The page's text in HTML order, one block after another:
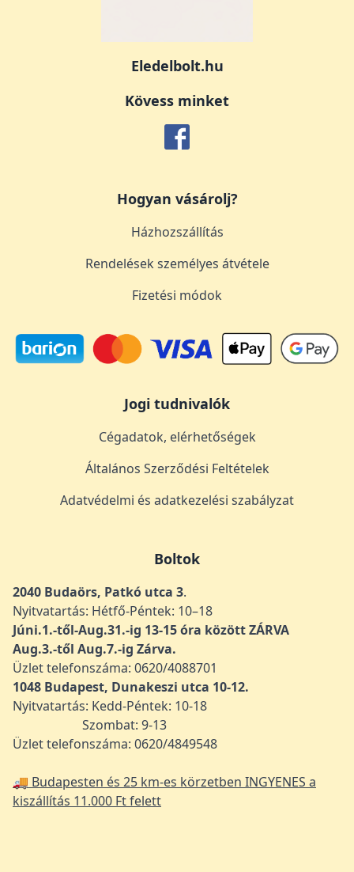
Eledelbolt.hu
Kövess minket
Hogyan vásárolj?
Házhozszállítás
Rendelések személyes átvétele
Fizetési módok
Jogi tudnivalók
Cégadatok, elérhetőségek
Általános Szerződési Feltételek
Adatvédelmi és adatkezelési szabályzat
Boltok
2040 Budaörs, Patkó utca 3.
Nyitvatartás: Hétfő-Péntek: 10–18
Júni.1.-től-Aug.31.-ig 13-15 óra között ZÁRVA
Aug.3.-től Aug.7.-ig Zárva.
Üzlet telefonszáma: 0620/4088701
1048 Budapest, Dunakeszi utca 10-12.
Nyitvatartás: Kedd-Péntek: 10-18
Szombat: 9-13
Üzlet telefonszáma: 0620/4849548
🚚 Budapesten és 25 km-es körzetben INGYENES a
kiszállítás 11.000 Ft felett